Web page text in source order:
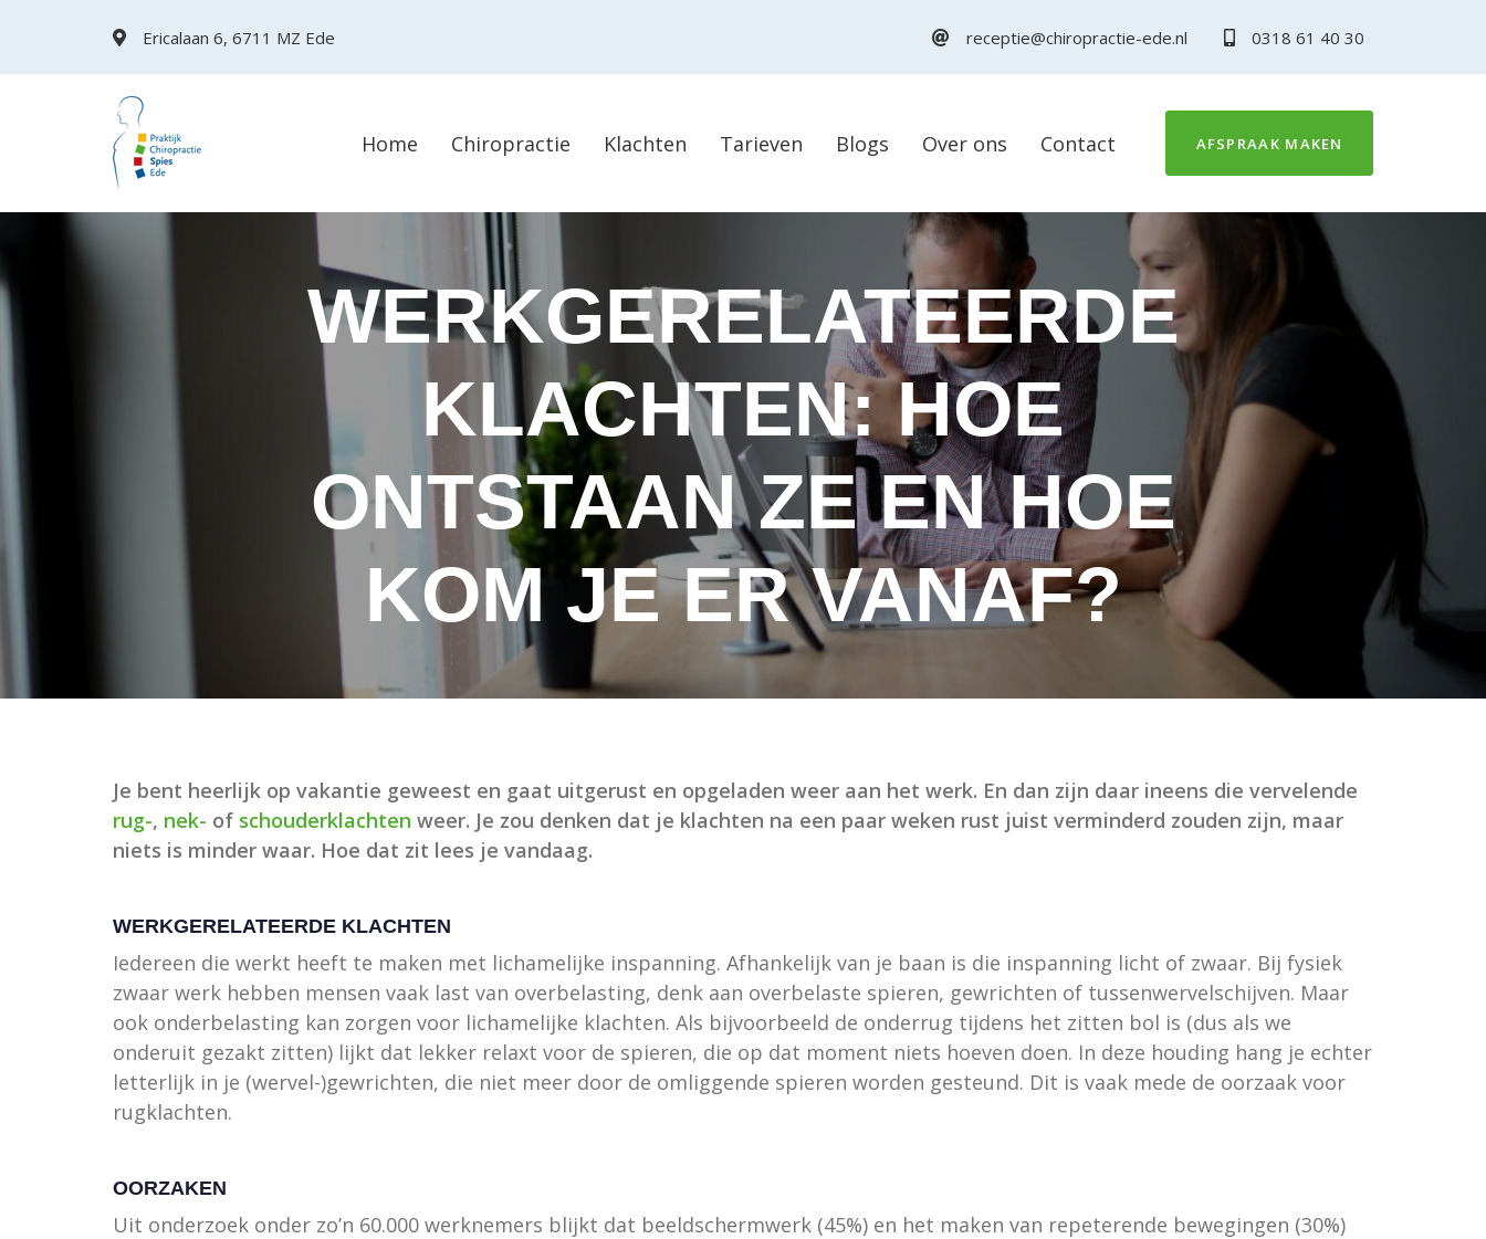
primary
content
Ericalaan 6, 6711 MZ Ede receptie@chiropractie-ede.nl 0318 61 40 30
Home Chiropractie Klachten Tarieven Blogs Over ons Contact AFSPRAAK MAKEN
WERKGERELATEERDE
KLACHTEN: HOE
ONTSTAAN ZE EN HOE
KOM JE ER VANAF?
Je bent heerlijk op vakantie geweest en gaat uitgerust en opgeladen weer aan het werk. En dan zijn daar ineens die vervelende
rug-, nek- of schouderklachten weer. Je zou denken dat je klachten na een paar weken rust juist verminderd zouden zijn, maar
niets is minder waar. Hoe dat zit lees je vandaag.
WERKGERELATEERDE KLACHTEN
Iedereen die werkt heeft te maken met lichamelijke inspanning. Afhankelijk van je baan is die inspanning licht of zwaar. Bij fysiek
zwaar werk hebben mensen vaak last van overbelasting, denk aan overbelaste spieren, gewrichten of tussenwervelschijven. Maar
ook onderbelasting kan zorgen voor lichamelijke klachten. Als bijvoorbeeld de onderrug tijdens het zitten bol is (dus als we
onderuit gezakt zitten) lijkt dat lekker relaxt voor de spieren, die op dat moment niets hoeven doen. In deze houding hang je echter
letterlijk in je (wervel-)gewrichten, die niet meer door de omliggende spieren worden gesteund. Dit is vaak mede de oorzaak voor
rugklachten.
OORZAKEN
Uit onderzoek onder zo’n 60.000 werknemers blijkt dat beeldschermwerk (45%) en het maken van repeterende bewegingen (30%)